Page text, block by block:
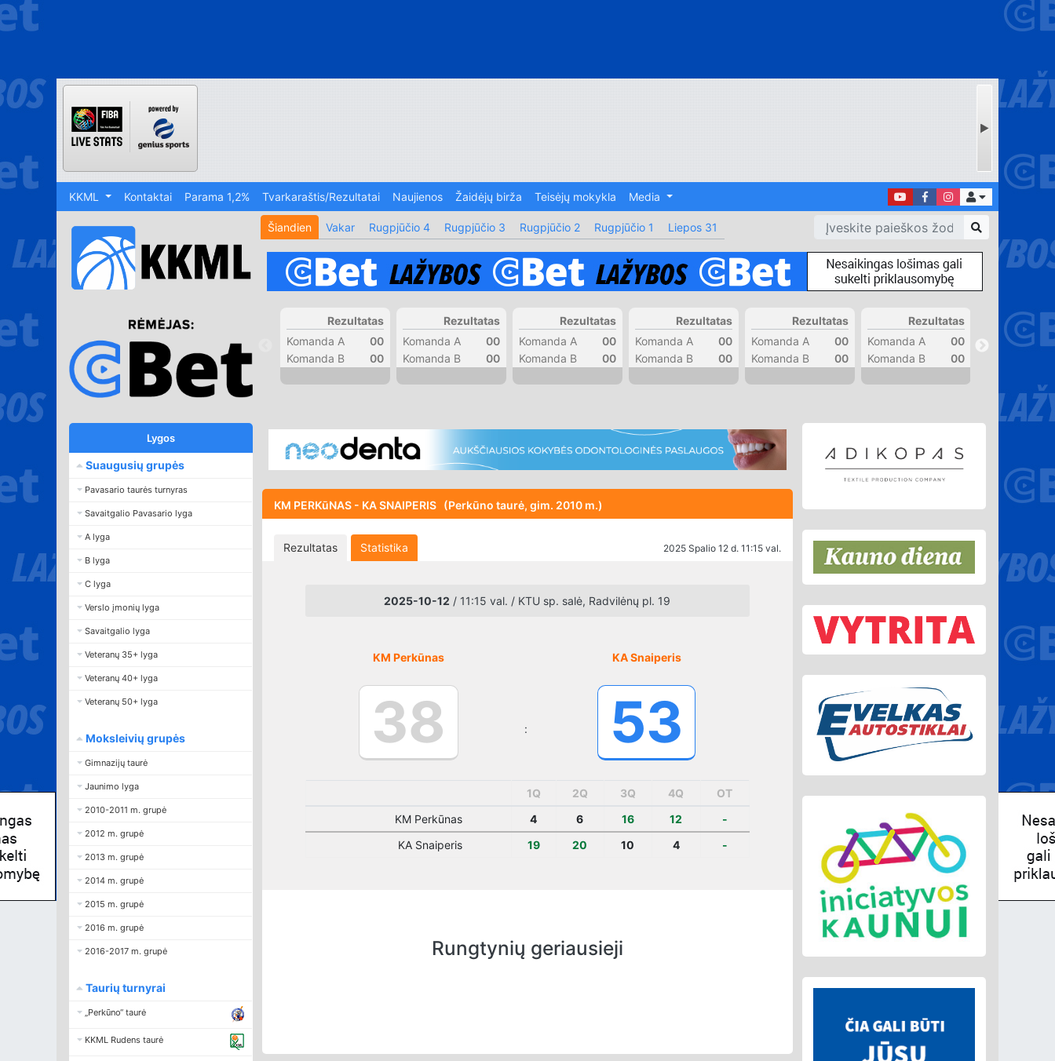
KKML Kontaktai Parama 1,2% Tvarkaraštis/Rezultatai Naujienos Žaidėjų birža Teisėjų mokykla Media
Šiandien Vakar Rugpjūčio 4 Rugpjūčio 3 Rugpjūčio 2 Rugpjūčio 1 Liepos 31
Rezultatas
00
Komanda A
00
Komanda B
Rezultatas
00
Komanda A
00
Komanda B
Rezultatas
00
Komanda A
00
Komanda B
Rezultatas
00
Komanda A
00
Komanda B
Rezultatas
00
Komanda A
00
Komanda B
Rezultatas
00
Komanda A
00
Komanda B
Komanda A
Lygos
Suaugusių grupės
Pavasario taurės turnyras
Savaitgalio Pavasario lyga
A lyga
B lyga
C lyga
Verslo įmonių lyga
Savaitgalio lyga
Veteranų 35+ lyga
Veteranų 40+ lyga
Veteranų 50+ lyga
Moksleivių grupės
Gimnazijų taurė
Jaunimo lyga
2010-2011 m. grupė
2012 m. grupė
2013 m. grupė
2014 m. grupė
2015 m. grupė
2016 m. grupė
2016-2017 m. grupė
Taurių turnyrai
„Perkūno“ taurė
KKML Rudens taurė
KM PERKūNAS - KA SNAIPERIS (Perkūno taurė, gim. 2010 m.)
Rezultatas Statistika 2025 Spalio 12 d. 11:15 val.
2025-10-12 / 11:15 val. / KTU sp. salė, Radvilėnų pl. 19
KM Perkūnas
38
KA Snaiperis
53
:
1Q 2Q 3Q 4Q
OT
KM Perkūnas
4 6 16 12
-
KA Snaiperis
19 20 10 4 -
Rungtynių geriausieji